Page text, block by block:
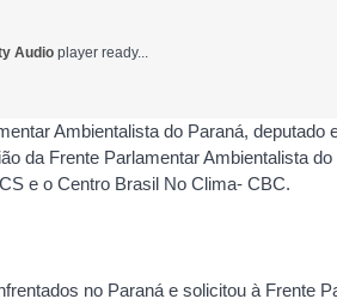
Audio player ready...
Ambientalista do Paraná,
da Frente Parlamentar Ambientalista
e o Centro Brasil No Clima- CBC.
no Paraná e solicitou à Frente